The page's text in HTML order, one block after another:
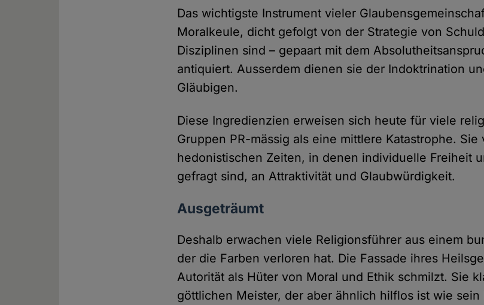
Das wichtigste Instrument vieler
Moralkeule, dicht gefolgt von der Strategie von
Disziplinen sind – gepaart mit dem
antiquiert. Ausserdem dienen sie der Indoktrination
Gläubigen.
Diese Ingredienzien erweisen sich heute für viele
Gruppen PR-mässig als eine mittlere Katastrophe. Sie
hedonistischen Zeiten, in denen individuelle Freiheit
gefragt sind, an Attraktivität und Glaubwürdigkeit.
Ausgeträumt
Deshalb erwachen viele Religionsführer aus einem
der die Farben verloren hat. Die Fassade ihres
Autorität als Hüter von Moral und Ethik schmilzt. Sie
göttlichen Meister, der aber ähnlich hilflos ist wie sein